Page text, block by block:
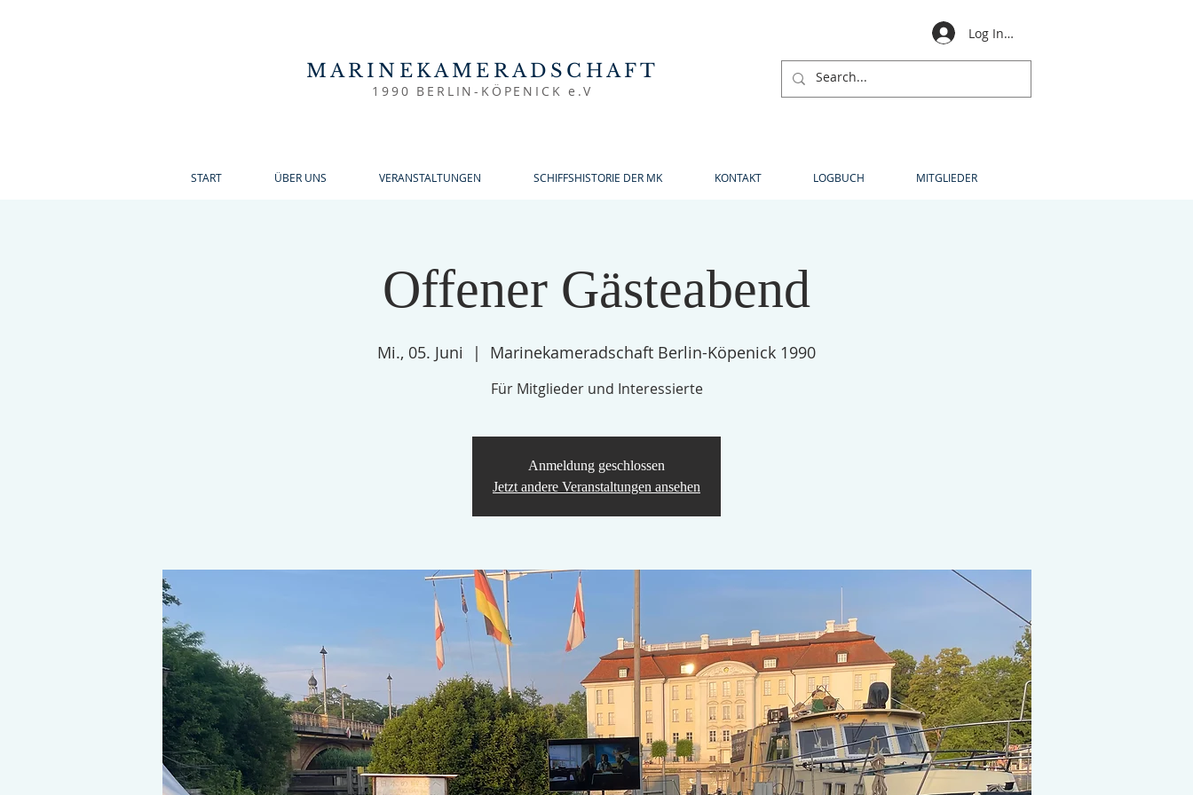
MARINEKAMERADSCHAFT
1990 BERLIN-KÖPENICK e.V
Log In für Mitglieder
START ÜBER UNS VERANSTALTUNGEN SCHIFFSHISTORIE DER MK KONTAKT LOGBUCH MITGLIEDER
Offener Gästeabend
Mi., 05. Juni
  |
Marinekameradschaft Berlin-Köpenick 1990
Für Mitglieder und Interessierte
Anmeldung geschlossen
Jetzt andere Veranstaltungen ansehen